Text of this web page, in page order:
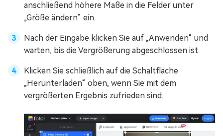
anschließend höhere Maße in die Felder unter
„Größe ändern“ ein.
Nach der Eingabe klicken Sie auf „Anwenden“ und
warten, bis die Vergrößerung abgeschlossen ist.
Klicken Sie schließlich auf die Schaltfläche
„Herunterladen“ oben, wenn Sie mit dem
vergrößerten Ergebnis zufrieden sind.